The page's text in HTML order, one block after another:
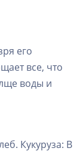
его
все, что
воды и
Кукуруза: В